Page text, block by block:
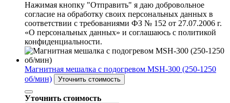
Нажимая кнопку "Отправить" я даю добровольное
согласие на обработку своих персональных данных в
соответствии с требованиями ФЗ № 152 от 27.07.2006 г.
«О персональных данных» и соглашаюсь с политикой
конфиденциальности.
Магнитная мешалка с подогревом MSH-300 (250-1250
об/мин)
Уточнить стоимость
Уточнить стоимость